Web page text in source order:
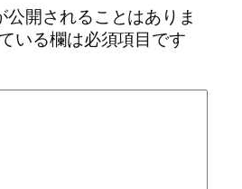
公開されることはありま
いる欄は必須項目です